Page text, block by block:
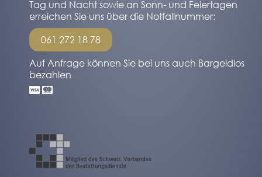
Tag und Nacht sowie an Sonn- und Feiertagen
erreichen Sie uns über die Notfallnummer:
061 272 18 78
Auf Anfrage können Sie bei uns auch Bargeldlos
bezahlen